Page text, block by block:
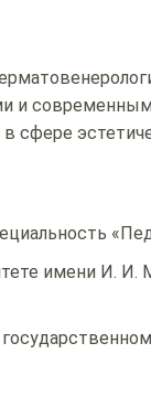
и
сфере
имени И. И.